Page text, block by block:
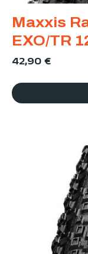
Maxxis
EXO/TR
42,90€